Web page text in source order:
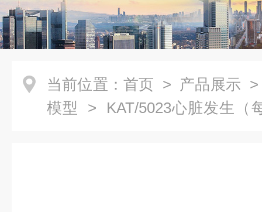
当前位置： 首页 > 产品展示
模型
> KAT/5023心脏发生（